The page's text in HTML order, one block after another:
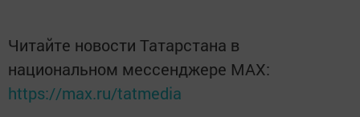
Читайте новости Татарстана в
национальном мессенджере MАХ:
https://max.ru/tatmedia